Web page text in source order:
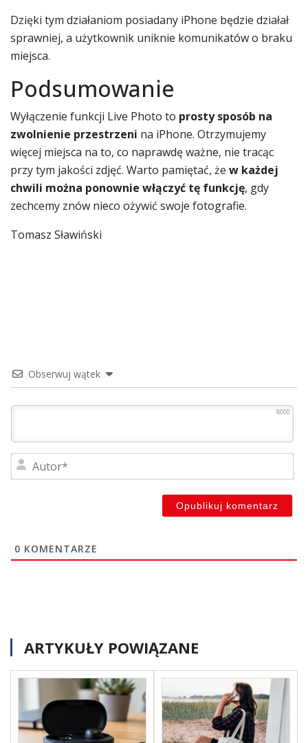
Dzięki tym działaniom posiadany iPhone będzie działał
sprawniej, a użytkownik uniknie komunikatów o braku
miejsca.
Podsumowanie
Wyłączenie funkcji Live Photo to prosty sposób na
zwolnienie przestrzeni na iPhone. Otrzymujemy
więcej miejsca na to, co naprawdę ważne, nie tracąc
przy tym jakości zdjęć. Warto pamiętać, że w każdej
chwili można ponownie włączyć tę funkcję, gdy
zechcemy znów nieco ożywić swoje fotografie.
Tomasz Sławiński
Obserwuj wątek
8000
0 KOMENTARZE
ARTYKUŁY POWIĄZANE